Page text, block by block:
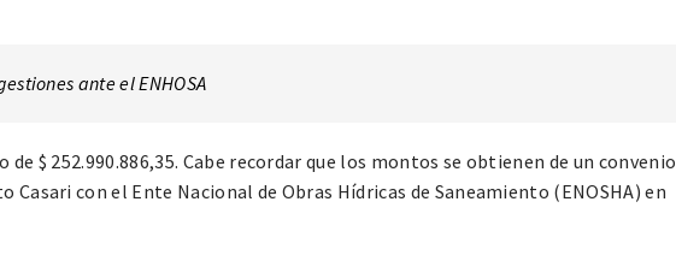
ante el ENHOSA
de $ 252.990.886,35. Cabe recordar que los montos se obtienen de un convenio
con el Ente Nacional de Obras Hídricas de Saneamiento (ENOSHA) en